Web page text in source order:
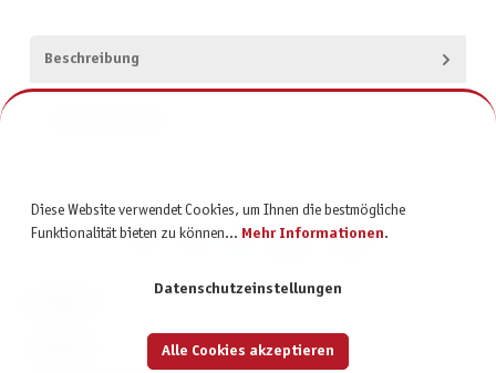
Beschreibung
Diese Website verwendet Cookies, um Ihnen die bestmögliche
Funktionalität bieten zu können... Mehr Informationen.
Datenschutzeinstellungen
Alle Cookies akzeptieren